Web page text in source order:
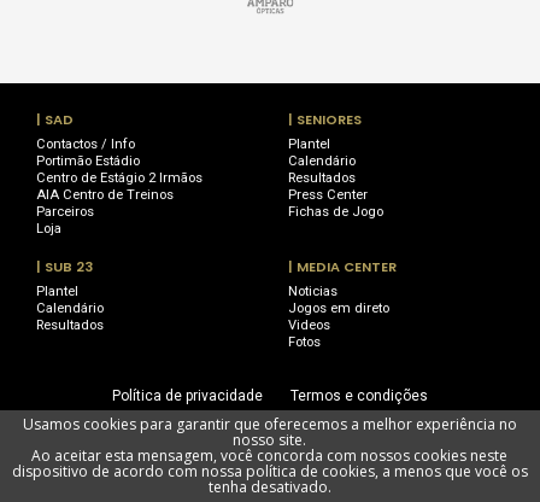
| SAD
Contactos / Info
Portimão Estádio
Centro de Estágio 2 Irmãos
AIA Centro de Treinos
Parceiros
Loja
| SENIORES
Plantel
Calendário
Resultados
Press Center
Fichas de Jogo
| SUB 23
Plantel
Calendário
Resultados
| MEDIA CENTER
Noticias
Jogos em direto
Videos
Fotos
Política de privacidade
Termos e condições
Utilização de cookies
Livro de Reclamações
Portimonense Futebol SAD @ Todos os direitos reservados
Usamos cookies para garantir que oferecemos a melhor experiência no
nosso site.
Ao aceitar esta mensagem, você concorda com nossos cookies neste
dispositivo de acordo com nossa política de cookies, a menos que você os
tenha desativado.